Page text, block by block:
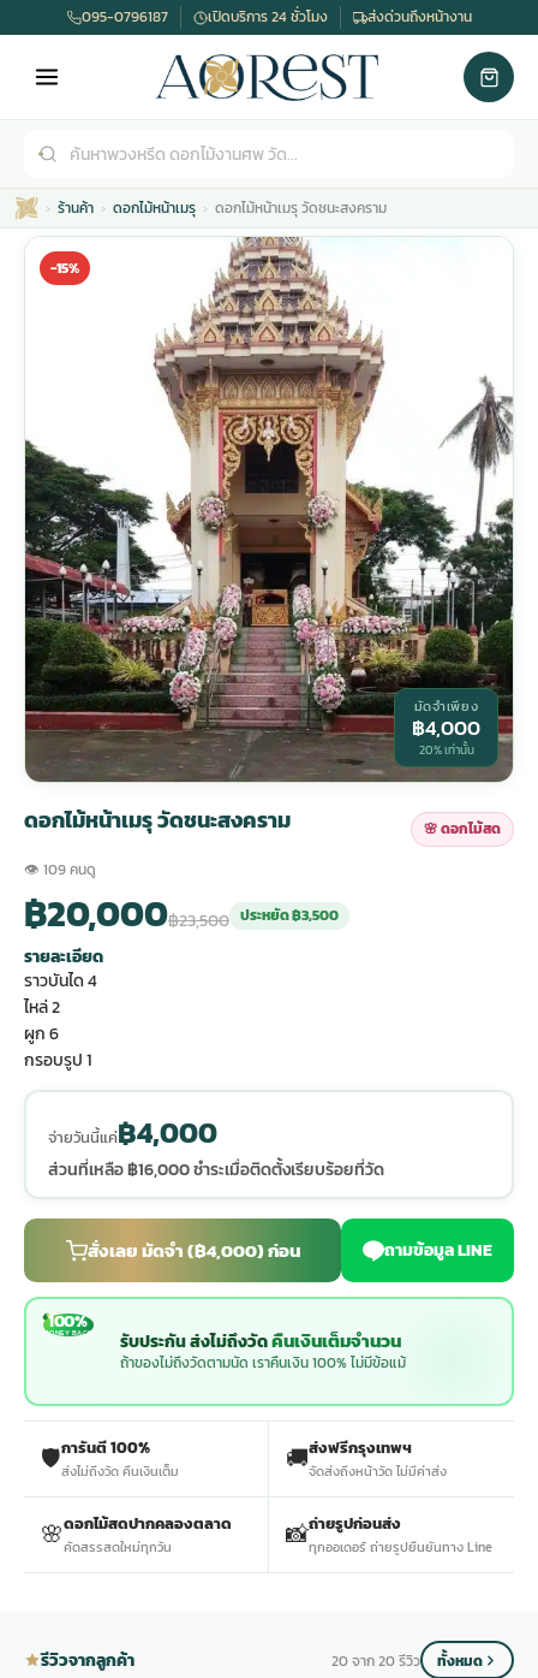
ดอกไม้จัดงานศพ
จัดดอกไม้หน้าศพ
ดอกไม้หน้าหีบ
ดอกไม้หน้างานศพ
ดอกไม้หน้าโลง
จัดดอกไม้หน้ารูป
จัดดอกไม้หน้าโลง
ดอกไม้ศพ
ดอกไม้งานศพ ส่งด่วน
ดอกไม้งานศพ กรุงเทพ
ดอกไม้งานศพ ปากคลองตลาด
ร้านดอกไม้งานศพ ใกล้ฉัน
ดอกไม้งานศพ ราคาถูก
จัดดอกไม้งานศพ ราคา
ดอกไม้งานศพ ส่งฟรี
พวงดอกไม้งานศพ
พวงหรีด กรุงเทพ
พวงหรีดราคา
สั่งพวงหรีด
ร้านพวงหรีด
ดอกไม้พวงหรีด
พวงหรีดปทุม
พวงหรีดพระราม 2
พวงหรีด ปากคลองตลาด
พวงหรีดราคาถูก
พวงหรีดดอกไม้สด
พวงหรีดดอกไม้สด ราคาถูก
สั่งพวงหรีด ออนไลน์
ส่งพวงหรีด ด่วน กรุงเทพ
ร้านพวงหรีด กรุงเทพ ส่งฟรี
พวงหรีด ปากคลองตลาด ราคา
พวงหรีด ส่งด่วน วันนี้
น้าเมรุ
มรุสีขาว
ไม้หน้าเมรุ
กไม้หน้าเมรุ
าเมรุ ราคา
มรุ กรุงเทพ
ม้หน้าเมรุ
มรุ ราคาถูก
ม้หน้าเมรุ
ระดับเมรุ
มรุ ออนไลน์
มรุ ส่งด่วน
ม้งานแต่ง ราคา
ไม้งานแต่ง ราคาถูก
ไม้งานแต่ง กรุงเทพ
อกไม้งานแต่ง
ดอกไม้งานแต่ง
ไม้งานแต่ง แบบสวยๆ
พวงหรีดพัดลม ราคา
พวงหรีดพัดลม ราคาถูก
พวงหรีดพัดลม กรุงเทพ
พวงหรีดพัดลม ส่งด่วน
สั่งพวงหรีดพัดลม
ร้านพวงหรีดพัดลม
พวงหรีดพัดลม ปากคลองตลาด
พวงหรีดพัดลม แบบสวยๆ
รับจัดงานศพ ราคา
รับจัดงานศพ ครบวงจร
รับจัดงานศพ กรุงเทพ
แพ็คเกจจัดงานศพ
ค่าใช้จ่ายจัดงานศพ
จัดงานศพ วัด
ขั้นตอนจัดงานศพ
จัดงานศพ ราคาถูก
095-0796187 เปิดบริการ 24 ชั่วโมง ส่งด่วนถึงหน้างาน
ร้านค้า ดอกไม้หน้าเมรุ ดอกไม้หน้าเมรุ วัดชนะสงคราม
-15%
มัดจำเพียง
฿4,000
20% เท่านั้น
ดอกไม้หน้าเมรุ วัดชนะสงคราม 🌸 ดอกไม้สด
👁 109 คนดู
฿20,000฿23,500 ประหยัด ฿3,500
รายละเอียด
ราวบันได 4
ไหล่ 2
ผูก 6
กรอบรูป 1
จ่ายวันนี้แค่฿4,000
ส่วนที่เหลือ ฿16,000 ชำระเมื่อติดตั้งเรียบร้อยที่วัด
สั่งเลย มัดจำ (฿4,000) ก่อน ถามข้อมูล LINE
100%
MONEY BACK รับประกัน ส่งไม่ถึงวัดคืนเงินเต็มจำนวน
ถ้าของไม่ถึงวัดตามนัด เราคืนเงิน 100% ไม่มีข้อแม้
🛡️การันตี 100%
ส่งไม่ถึงวัด คืนเงินเต็ม 🚚ส่งฟรีกรุงเทพฯ
จัดส่งถึงหน้าวัด ไม่มีค่าส่ง
🌸ดอกไม้สดปากคลองตลาด
คัดสรรสดใหม่ทุกวัน 📸ถ่ายรูปก่อนส่ง
ทุกออเดอร์ ถ่ายรูปยืนยันทาง Line
รีวิวจากลูกค้า 20 จาก 20 รีวิว ทั้งหมด